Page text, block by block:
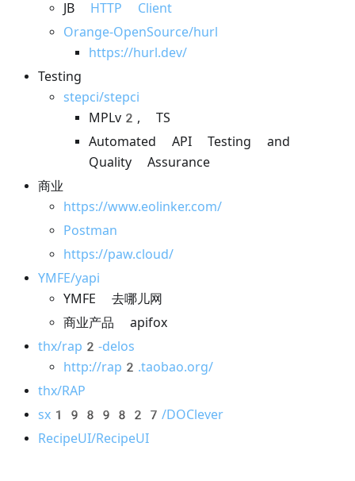
JB HTTP Client
Orange-OpenSource/hurl
https://hurl.dev/
Testing
stepci/stepci
MPLv2, TS
Automated API Testing and
Quality Assurance
商业
https://www.eolinker.com/
Postman
https://paw.cloud/
YMFE/yapi
YMFE 去哪儿网
商业产品 apifox
thx/rap2-delos
http://rap2.taobao.org/
thx/RAP
sx1989827/DOClever
RecipeUI/RecipeUI